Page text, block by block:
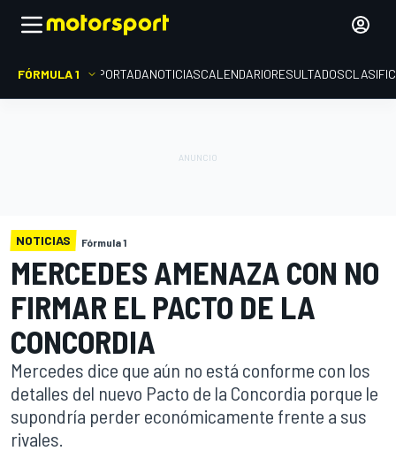
FÓRMULA 1 PORTADANOTICIASCALENDARIORESULTADOS
NOTICIAS Fórmula 1
MERCEDES AMENAZA CON NO
FIRMAR EL PACTO DE LA
CONCORDIA
Mercedes dice que aún no está conforme con los
detalles del nuevo Pacto de la Concordia porque le
supondría perder económicamente frente a sus
rivales.